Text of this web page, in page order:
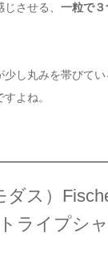
させる、 一粒で
少し丸みを帯びて
よね。
ダス）
ライプシャ